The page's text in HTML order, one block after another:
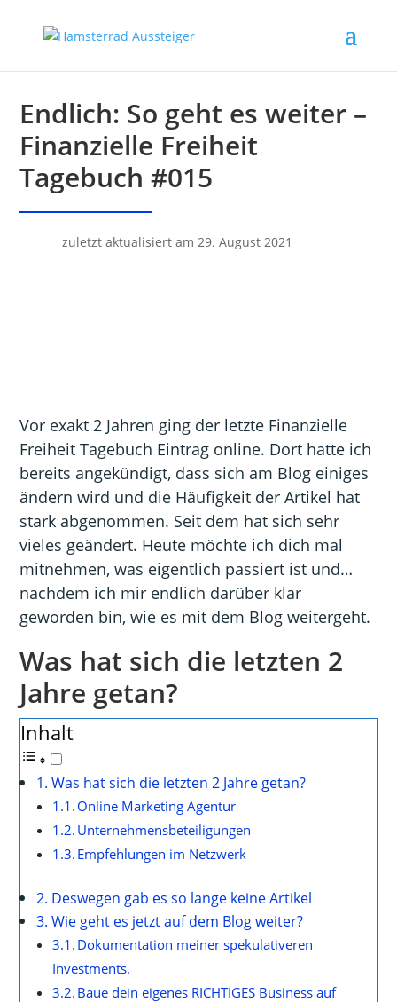
Endlich: So geht es weiter –
Finanzielle Freiheit
Tagebuch #015
zuletzt aktualisiert am 29. August 2021
Vor exakt 2 Jahren ging der letzte Finanzielle
Freiheit Tagebuch Eintrag online. Dort hatte ich
bereits angekündigt, dass sich am Blog einiges
ändern wird und die Häufigkeit der Artikel hat
stark abgenommen. Seit dem hat sich sehr
vieles geändert. Heute möchte ich dich mal
mitnehmen, was eigentlich passiert ist und…
nachdem ich mir endlich darüber klar
geworden bin, wie es mit dem Blog weitergeht.
Was hat sich die letzten 2
Jahre getan?
Inhalt
Was hat sich die letzten 2 Jahre getan?
Online Marketing Agentur
Unternehmensbeteiligungen
Empfehlungen im Netzwerk
Deswegen gab es so lange keine Artikel
Wie geht es jetzt auf dem Blog weiter?
Dokumentation meiner spekulativeren
Investments.
Baue dein eigenes RICHTIGES Business auf